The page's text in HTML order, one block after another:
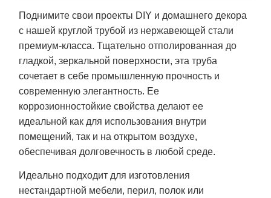
Поднимите свои проекты DIY и домашнего декора
с нашей круглой трубой из нержавеющей стали
премиум-класса. Тщательно отполированная до
гладкой, зеркальной поверхности, эта труба
сочетает в себе промышленную прочность и
современную элегантность. Ее
коррозионностойкие свойства делают ее
идеальной как для использования внутри
помещений, так и на открытом воздухе,
обеспечивая долговечность в любой среде.
Идеально подходит для изготовления
нестандартной мебели, перил, полок или